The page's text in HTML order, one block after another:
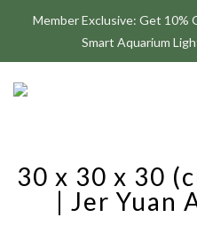
Join the ONF Membership
Smart Aquarium
30 x 30 x 30
| Jer Yuan